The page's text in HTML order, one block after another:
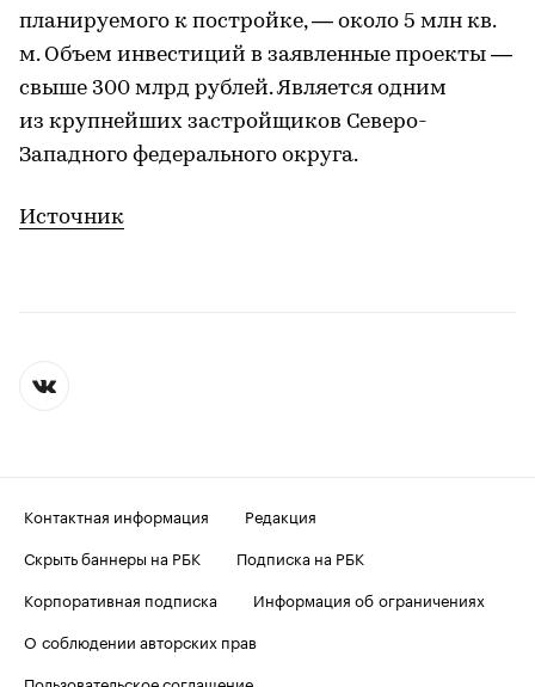
планируемого к постройке, — около 5 млн кв.
м. Объем инвестиций в заявленные проекты —
свыше 300 млрд рублей. Является одним
из крупнейших застройщиков Северо-
Западного федерального округа.
Источник
Контактная информация
Редакция
Скрыть баннеры на РБК
Подписка на РБК
Корпоративная подписка
Информация об ограничениях
О соблюдении авторских прав
Пользовательское соглашение